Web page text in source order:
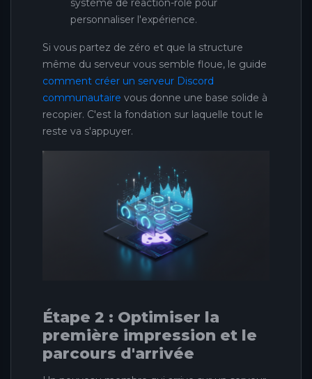
système de réaction-rôle pour
personnaliser l'expérience.
Si vous partez de zéro et que la structure
même du serveur vous semble floue, le guide
comment créer un serveur Discord
communautaire vous donne une base solide à
recopier. C'est la fondation sur laquelle tout le
reste va s'appuyer.
Étape 2 : Optimiser la
première impression et le
parcours d'arrivée